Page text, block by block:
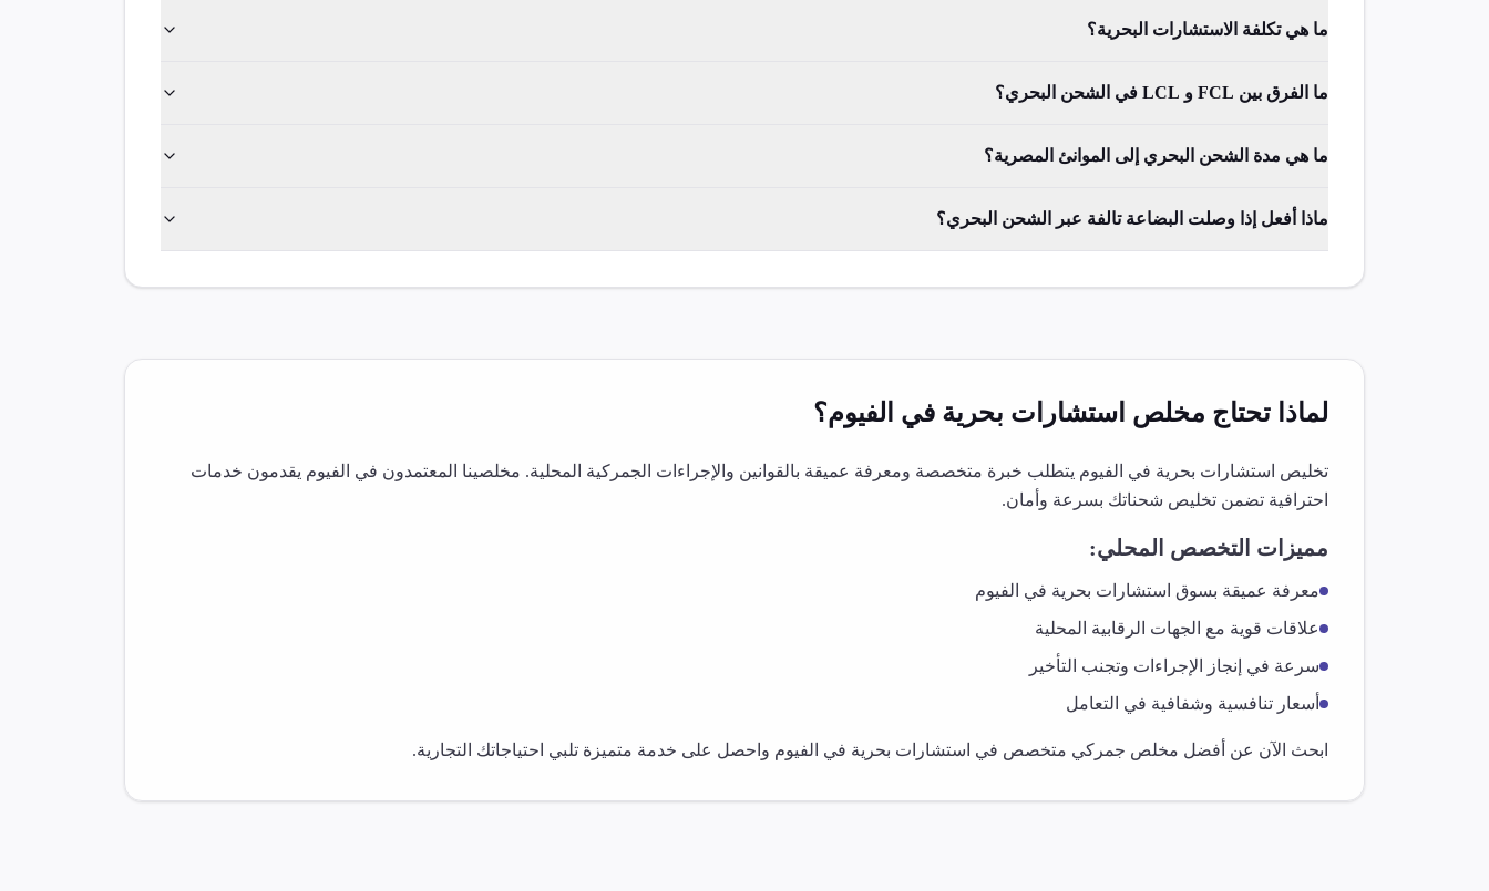
ما هي تكلفة الاستشارات البحرية؟
ما الفرق بين FCL و LCL في الشحن البحري؟
ما هي مدة الشحن البحري إلى الموانئ المصرية؟
ماذا أفعل إذا وصلت البضاعة تالفة عبر الشحن البحري؟
لماذا تحتاج مخلص استشارات بحرية في الفيوم؟
تخليص استشارات بحرية في الفيوم يتطلب خبرة متخصصة ومعرفة عميقة بالقوانين والإجراءات الجمركية المحلية. مخلصينا المعتمدون في الفيوم يقدمون خدمات
احترافية تضمن تخليص شحناتك بسرعة وأمان.
مميزات التخصص المحلي:
معرفة عميقة بسوق استشارات بحرية في الفيوم
علاقات قوية مع الجهات الرقابية المحلية
سرعة في إنجاز الإجراءات وتجنب التأخير
أسعار تنافسية وشفافية في التعامل
ابحث الآن عن أفضل مخلص جمركي متخصص في استشارات بحرية في الفيوم واحصل على خدمة متميزة تلبي احتياجاتك التجارية.